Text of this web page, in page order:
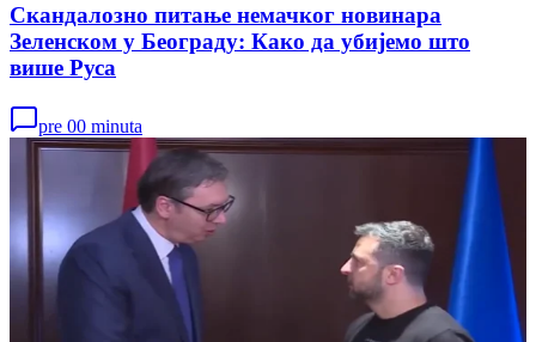
Скандалозно питање немачког новинара
Зеленском у Београду: Како да убијемо што
више Руса
pre 00 minuta